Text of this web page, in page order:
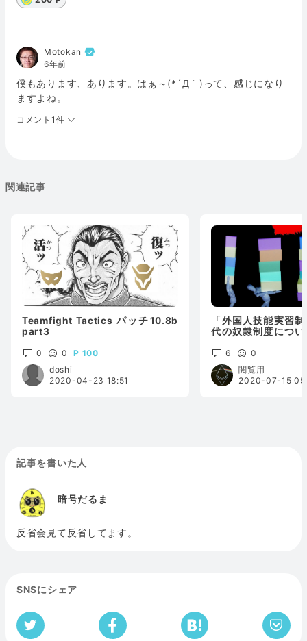
Motokan
6年前
僕もあります、あります。はぁ～(*´Д｀)って、感じになり
ますよね。
コメント1件
関連記事
Teamfight Tactics パッチ10.8b
part3
0 0
100
doshi
2020-04-23 18:51
「外国人技能実習
代の奴隷制度につ
6
0
閲覧用
2020-07-15
記事を書いた人
暗号だるま
反省会見て反省してます。
SNSにシェア